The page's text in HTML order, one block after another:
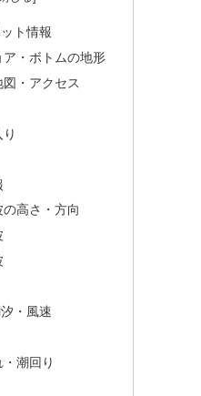
ト情報
・ボトムの地形
・アクセス
高さ・方向
・風速
潮回り